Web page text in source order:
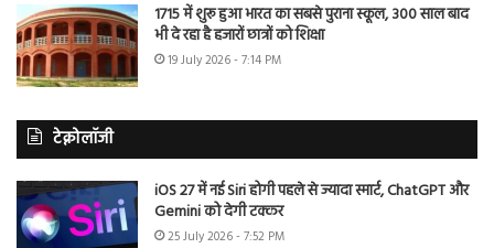
1715 में शुरू हुआ भारत का सबसे पुराना स्कूल, 300 साल बाद
भी दे रहा है हजारों छात्रों को शिक्षा
19 July 2026 - 7:14 PM
टेक्नोलॉजी
iOS 27 में नई Siri होगी पहले से ज्यादा स्मार्ट, ChatGPT और
Gemini को देगी टक्कर
25 July 2026 - 7:52 PM